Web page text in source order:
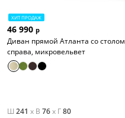
ХИТ ПРОДАЖ
46 990 р
Диван прямой Атланта со столом
справа, микровельвет
Ш 241 x В 76x Г80